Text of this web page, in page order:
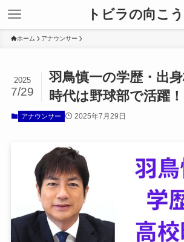
トビラの向こう
ホーム アナウンサー
羽鳥慎一の学歴・出
時代は野球部で活躍！
2025
7/29
アナウンサー 2025年7月29日